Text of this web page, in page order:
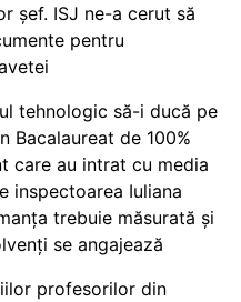
șef. ISJ ne-a cerut să
pentru
tehnologic să-i ducă pe
Bacalaureat de 100%
care au intrat cu media
inspectoarea Iuliana
trebuie măsurată și
se angajează
profesorilor din